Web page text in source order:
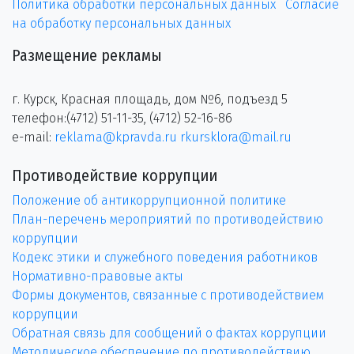
Политика обработки персональных данных
Согласие
на обработку персональных данных
Размещение рекламы
г. Курск, Красная площадь, дом №6, подъезд 5
телефон:(4712) 51-11-35, (4712) 52-16-86
e-mail: reklama@kpravda.ru rkursklora@mail.ru
Противодействие коррупции
Положение об антикоррупционной политике
План-перечень мероприятий по противодействию
коррупции
Кодекс этики и служебного поведения работников
Нормативно-правовые акты
Формы документов, связанные с противодействием
коррупции
Обратная связь для сообщений о фактах коррупции